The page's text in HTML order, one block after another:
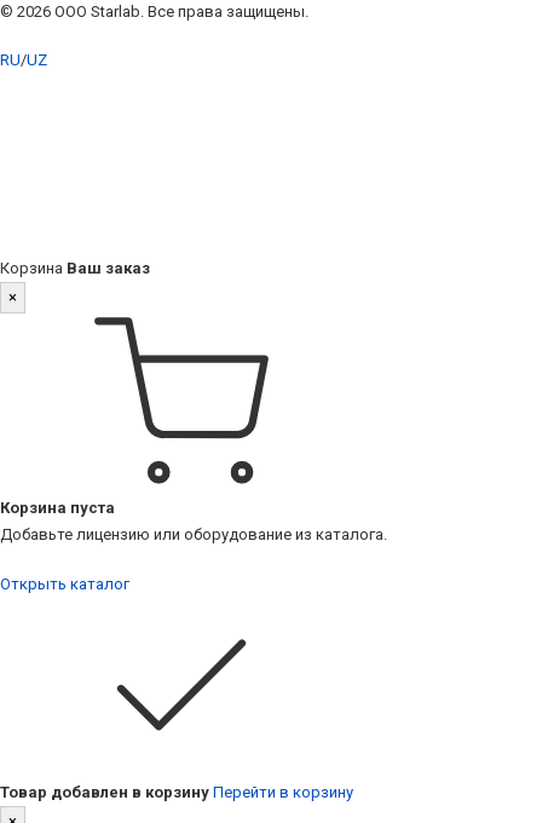
© 2026 ООО Starlab. Все права защищены.
RU/UZ
Корзина Ваш заказ
×
Корзина пуста
Добавьте лицензию или оборудование из каталога.
Открыть каталог
Товар добавлен в корзину Перейти в корзину